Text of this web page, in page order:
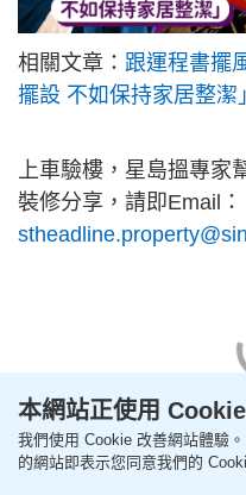
相關文章： 跟運程書擺
擺設 不如保持家居整潔
上車驗樓，星島搵專家
裝修分享，請即Email：
本網站正使用
我們使用 Cookie 改善網站體驗
的網站即表示您同意我們的